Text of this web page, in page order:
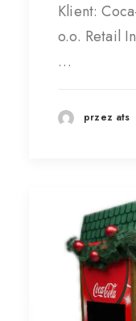
Klient:
o.o. Retail
…
przez ats